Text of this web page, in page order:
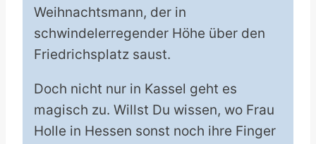
Weihnachtsmann, der in
schwindelerregender Höhe über den
Friedrichsplatz saust.
Doch nicht nur in Kassel geht es
magisch zu. Willst Du wissen, wo Frau
Holle in Hessen sonst noch ihre Finger